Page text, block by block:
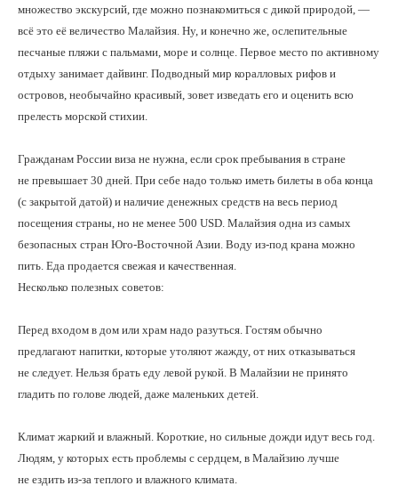
множество экскурсий, где можно познакомиться с дикой природой, —
всё это её величество Малайзия. Ну, и конечно же, ослепительные
песчаные пляжи с пальмами, море и солнце. Первое место по активному
отдыху занимает дайвинг. Подводный мир коралловых рифов и
островов, необычайно красивый, зовет изведать его и оценить всю
прелесть морской стихии.
Гражданам России виза не нужна, если срок пребывания в стране
не превышает 30 дней. При себе надо только иметь билеты в оба конца
(с закрытой датой) и наличие денежных средств на весь период
посещения страны, но не менее 500 USD. Малайзия одна из самых
безопасных стран Юго-Восточной Азии. Воду из-под крана можно
пить. Еда продается свежая и качественная.
Несколько полезных советов:
Перед входом в дом или храм надо разуться. Гостям обычно
предлагают напитки, которые утоляют жажду, от них отказываться
не следует. Нельзя брать еду левой рукой. В Малайзии не принято
гладить по голове людей, даже маленьких детей.
Климат жаркий и влажный. Короткие, но сильные дожди идут весь год.
Людям, у которых есть проблемы с сердцем, в Малайзию лучше
не ездить из-за теплого и влажного климата.